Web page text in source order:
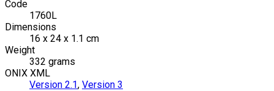
Code
1760L
Dimensions
16 x 24 x 1.1 cm
Weight
332 grams
ONIX XML
Version 2.1, Version 3